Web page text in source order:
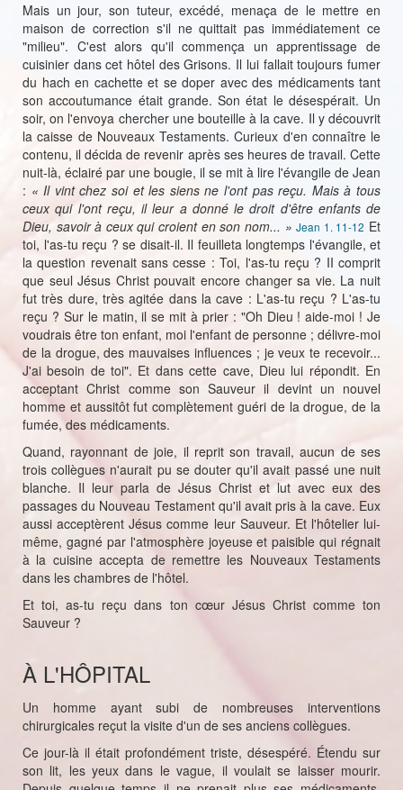
Mais un jour, son tuteur, excédé, menaça de le mettre en
maison de correction s'il ne quittait pas immédiatement ce
"milieu". C'est alors qu'il commença un apprentissage de
cuisinier dans cet hôtel des Grisons. Il lui fallait toujours fumer
du hach en cachette et se doper avec des médicaments tant
son accoutumance était grande. Son état le désespérait. Un
soir, on l'envoya chercher une bouteille à la cave. Il y découvrit
la caisse de Nouveaux Testaments. Curieux d'en connaître le
contenu, il décida de revenir après ses heures de travail. Cette
nuit-là, éclairé par une bougie, il se mit à lire l'évangile de Jean
: « Il vint chez soi et les siens ne l'ont pas reçu. Mais à tous
ceux qui l'ont reçu, il leur a donné le droit d'être enfants de
Dieu, savoir à ceux qui croient en son nom... »Jean 1. 11-12 Et
toi, l'as-tu reçu ? se disait-il. Il feuilleta longtemps l'évangile, et
la question revenait sans cesse : Toi, l'as-tu reçu ? II comprit
que seul Jésus Christ pouvait encore changer sa vie. La nuit
fut très dure, très agitée dans la cave : L'as-tu reçu ? L'as-tu
reçu ? Sur le matin, il se mit à prier : "Oh Dieu ! aide-moi ! Je
voudrais être ton enfant, moi l'enfant de personne ; délivre-moi
de la drogue, des mauvaises influences ; je veux te recevoir...
J'ai besoin de toi". Et dans cette cave, Dieu lui répondit. En
acceptant Christ comme son Sauveur il devint un nouvel
homme et aussitôt fut complètement guéri de la drogue, de la
fumée, des médicaments.
Quand, rayonnant de joie, il reprit son travail, aucun de ses
trois collègues n'aurait pu se douter qu'il avait passé une nuit
blanche. Il leur parla de Jésus Christ et lut avec eux des
passages du Nouveau Testament qu'il avait pris à la cave. Eux
aussi acceptèrent Jésus comme leur Sauveur. Et l'hôtelier lui-
même, gagné par l'atmosphère joyeuse et paisible qui régnait
à la cuisine accepta de remettre les Nouveaux Testaments
dans les chambres de l'hôtel.
Et toi, as-tu reçu dans ton cœur Jésus Christ comme ton
Sauveur ?
À L'HÔPITAL
Un homme ayant subi de nombreuses interventions
chirurgicales reçut la visite d'un de ses anciens collègues.
Ce jour-là il était profondément triste, désespéré. Étendu sur
son lit, les yeux dans le vague, il voulait se laisser mourir.